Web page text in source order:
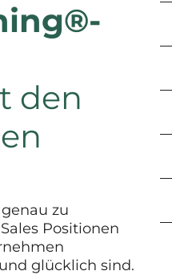
den
zu
Positionen
glücklich sind.